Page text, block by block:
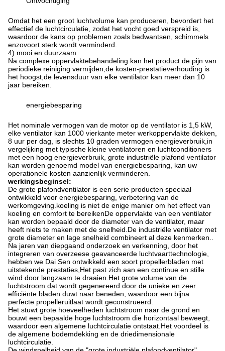
Omdat het een groot luchtvolume kan produceren, bevordert het
effectief de luchtcirculatie, zodat het vocht goed verspreid is,
waardoor de kans op problemen zoals bedwantsen, schimmels
enzovoort sterk wordt verminderd.
4) mooi en duurzaam
Na complexe oppervlaktebehandeling kan het product de pijn van
periodieke reiniging vermijden,de kosten-prestatieverhouding is
het hoogst,de levensduur van elke ventilator kan meer dan 10
jaar bereiken.
energiebesparing
Het nominale vermogen van de motor op de ventilator is 1,5 kW,
elke ventilator kan 1000 vierkante meter werkoppervlakte dekken,
8 uur per dag, is slechts 10 graden vermogen energieverbruik,in
vergelijking met typische kleine ventilatoren en luchtconditioners
met een hoog energieverbruik, grote industriële plafond ventilator
kan worden genoemd model van energiebesparing, kan uw
operationele kosten aanzienlijk verminderen.
werkingsbeginsel:
De grote plafondventilator is een serie producten speciaal
ontwikkeld voor energiebesparing, verbetering van de
werkomgeving.koeling is niet de enige manier om het effect van
koeling en comfort te bereikenDe oppervlakte van een ventilator
kan worden bepaald door de diameter van de ventilator, maar
heeft niets te maken met de snelheid.De industriële ventilator met
grote diameter en lage snelheid combineert al deze kenmerken..
Na jaren van diepgaand onderzoek en verkenning, door het
integreren van overzeese geavanceerde luchtvaarttechnologie,
hebben we Dai Sen ontwikkeld een soort propellerbladen met
uitstekende prestaties,Het past zich aan een continue en stille
wind door langzaam te draaien.Het grote volume van de
luchtstroom dat wordt gegenereerd door de unieke en zeer
efficiënte bladen duwt naar beneden, waardoor een bijna
perfecte propelleruitlaat wordt geconstrueerd.
Het stuwt grote hoeveelheden luchtstroom naar de grond en
bouwt een bepaalde hoge luchtstroom die horizontaal beweegt,
waardoor een algemene luchtcirculatie ontstaat.Het voordeel is
de algemene bodemdekking en de driedimensionale
luchtcirculatie.